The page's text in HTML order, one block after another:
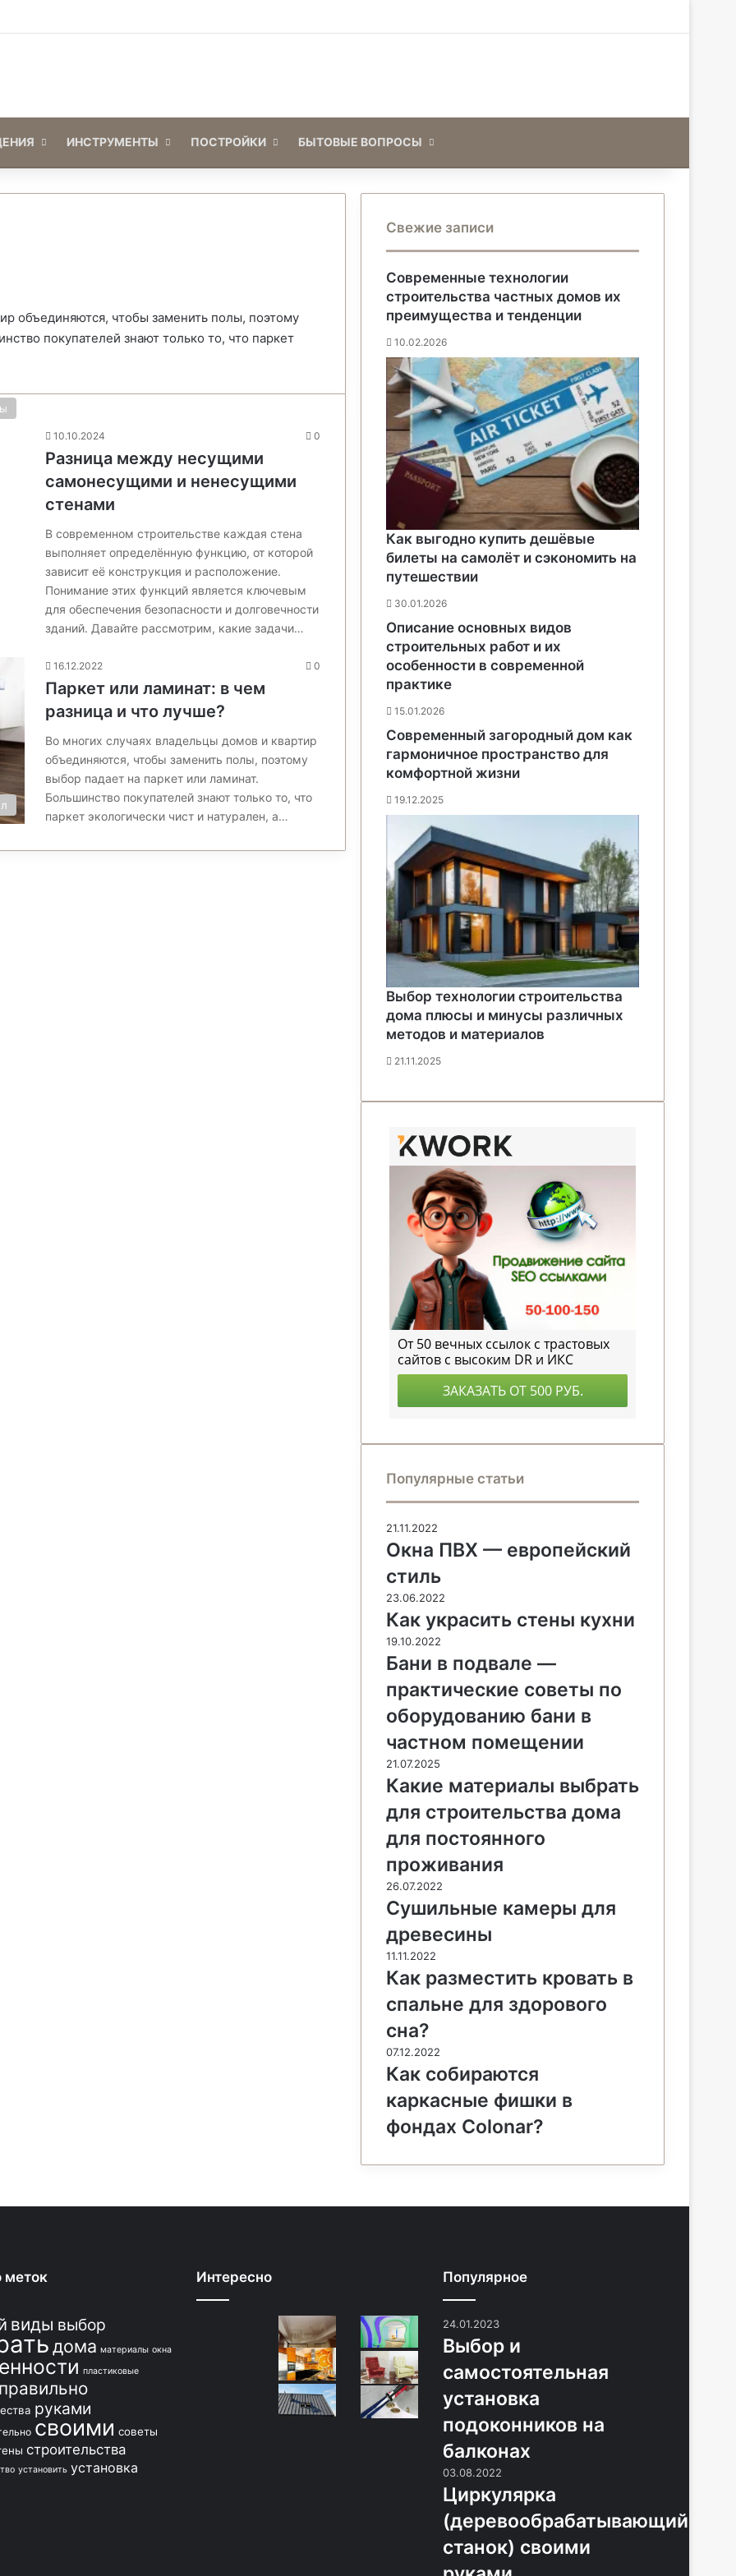
ИНСТРУМЕНТЫ ПОСТРОЙКИ БЫТОВЫЕ ВОПРОСЫ
объединяются, чтобы заменить полы, поэтому
покупателей знают только то, что паркет
10.10.2024 0
Разница между несущими
самонесущими и ненесущими
стенами
В современном строительстве каждая стена
выполняет определённую функцию, от которой
зависит её конструкция и расположение.
Понимание этих функций является ключевым
для обеспечения безопасности и долговечности
зданий. Давайте рассмотрим, какие задачи…
16.12.2022 0
Паркет или ламинат: в чем
разница и что лучше?
Во многих случаях владельцы домов и квартир
объединяются, чтобы заменить полы, поэтому
выбор падает на паркет или ламинат.
Большинство покупателей знают только то, что
паркет экологически чист и натурален, а…
Свежие записи
Современные технологии
строительства частных домов их
преимущества и тенденции
10.02.2026
Как выгодно купить дешёвые
билеты на самолёт и сэкономить на
путешествии
30.01.2026
Описание основных видов
строительных работ и их
особенности в современной
практике
15.01.2026
Современный загородный дом как
гармоничное пространство для
комфортной жизни
19.12.2025
Выбор технологии строительства
дома плюсы и минусы различных
методов и материалов
21.11.2025
Популярные статьи
21.11.2022
Окна ПВХ — европейский
стиль
23.06.2022
Как украсить стены кухни
19.10.2022
Бани в подвале —
практические советы по
оборудованию бани в
частном помещении
21.07.2025
Какие материалы выбрать
для строительства дома
для постоянного
проживания
26.07.2022
Сушильные камеры для
древесины
11.11.2022
Как разместить кровать в
спальне для здорового
сна?
07.12.2022
Как собираются
каркасные фишки в
фондах Colonar?
меток
виды выбор
дома материалы окна
пластиковые
руками
своими советы
строительства
установить установка
Интересно Популярное
24.01.2023
Выбор и
самостоятельная
установка
подоконников на
балконах
03.08.2022
Циркулярка
(деревообрабатывающий
станок) своими